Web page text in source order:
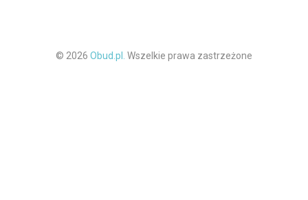
© 2026 Obud.pl. Wszelkie prawa zastrzeżone